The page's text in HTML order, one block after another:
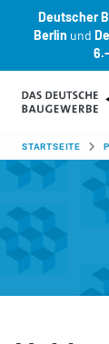
Deutscher
Berlin und
Zum Hauptinhalt
SIE SIND HIER:
STARTSEITE